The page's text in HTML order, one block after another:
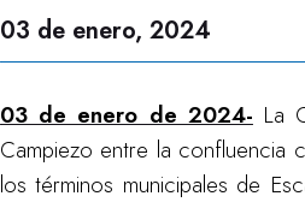
03 de enero, 2024
03 de enero de 2024- La
Campiezo entre la confluencia
los términos municipales de